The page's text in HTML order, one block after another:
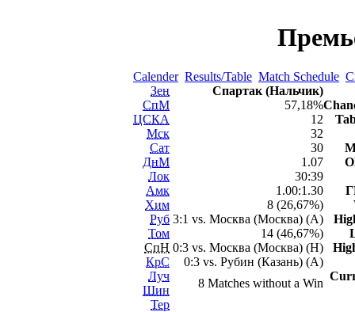
Calender Results/Table Match Schedule
Зен
СпМ
ЦСКА
Мск
Сат
ДнМ
Лок
Амк
Хим
Руб
Том
СпН
КрС
Луч
Шин
Тер
Спартак (Нальчик)
57,18%
12
32
30
1.07
30:39
1.00:1.30
8 (26,67%)
3:1 vs. Москва (Москва) (A)
14 (46,67%)
0:3 vs. Москва (Москва) (H)
0:3 vs. Рубин (Казань) (A)
8 Matches without a Win